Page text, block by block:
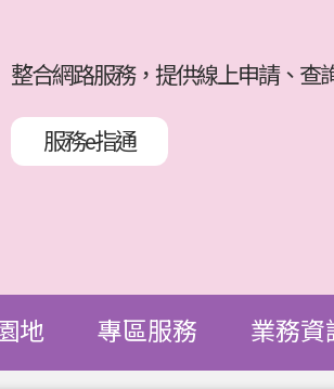
整合網路服務，提供線上申請、查
服務e指通
地 專區服務 業務資